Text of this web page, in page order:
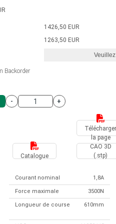
sans
Backorder
1426,50 EUR
1263,50 EUR
- +
Télécharger
la page
Catalogue
CAO 3D
(.stp)
Courant nominal 1,8A
Force maximale 3500N
Longueur de course 610mm